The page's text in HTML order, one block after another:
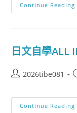
Continue Reading
日文自學ALL
2026tibe081
Continue Reading